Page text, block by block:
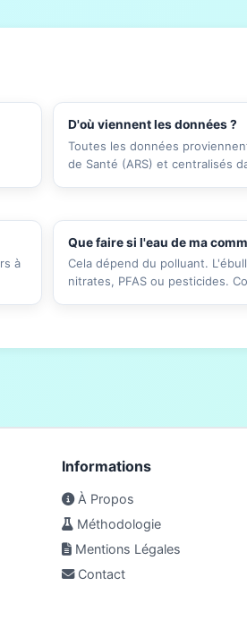
D'où viennent les données ?
Toutes les données
de Santé (ARS) et centralisés
à
Que faire si l'eau de ma
Cela dépend du polluant.
nitrates, PFAS ou pesticides.
Informations
À Propos
Méthodologie
Mentions Légales
Contact